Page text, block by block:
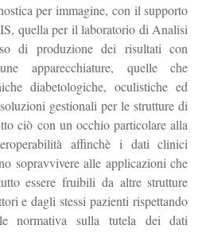
per immagine, con il supporto
quella per il laboratorio di Analisi
di produzione dei risultati con
apparecchiature, quelle che
diabetologiche, oculistiche ed
gestionali per le strutture di
ciò con un occhio particolare alla
affinchè i dati clinici
sopravvivere alle applicazioni che
essere fruibili da altre strutture
e dagli stessi pazienti rispettando
normativa sulla tutela dei dati